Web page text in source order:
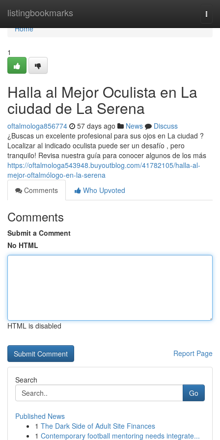
listingbookmarks
Home
Home
1
Halla al Mejor Oculista en La
ciudad de La Serena
oftalmologa856774 57 days ago News
Discuss
¿Buscas un excelente profesional para sus ojos en La ciudad ?
Localizar al indicado oculista puede ser un desafío , pero
tranquilo! Revisa nuestra guía para conocer algunos de los más
https://oftalmologa543948.buyoutblog.com/41782105/halla-al-
mejor-oftalmólogo-en-la-serena
Comments
Who Upvoted
Comments
Submit a Comment
No HTML
HTML is disabled
Report Page
Search
Go
Published News
1 The Dark Side of Adult Site Finances
1 Contemporary football mentoring needs integrate...